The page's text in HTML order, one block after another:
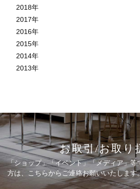
2018年
2017年
2016年
2015年
2014年
2013年
お取引/お取り
「ショップ」「イベント」「メディア」等
方は、こちらからご連絡お願いいたします